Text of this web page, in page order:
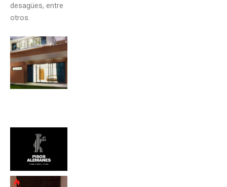
desagües, entre
otros.